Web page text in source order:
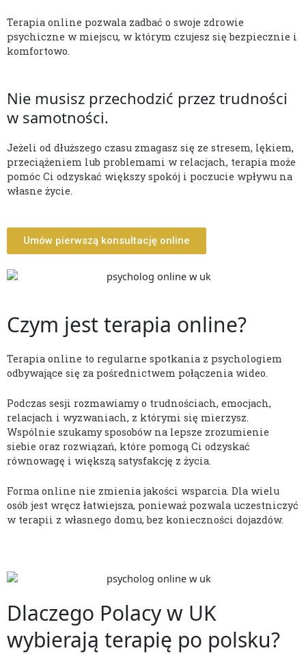
Terapia online pozwala zadbać o swoje zdrowie
psychiczne w miejscu, w którym czujesz się bezpiecznie i
komfortowo.
Nie musisz przechodzić przez trudności
w samotności.
Jeżeli od dłuższego czasu zmagasz się ze stresem, lękiem,
przeciążeniem lub problemami w relacjach, terapia może
pomóc Ci odzyskać większy spokój i poczucie wpływu na
własne życie.
Umów pierwszą konsultację online
Czym jest terapia online?
Terapia online to regularne spotkania z psychologiem
odbywające się za pośrednictwem połączenia wideo.
Podczas sesji rozmawiamy o trudnościach, emocjach,
relacjach i wyzwaniach, z którymi się mierzysz.
Wspólnie szukamy sposobów na lepsze zrozumienie
siebie oraz rozwiązań, które pomogą Ci odzyskać
równowagę i większą satysfakcję z życia.
Forma online nie zmienia jakości wsparcia. Dla wielu
osób jest wręcz łatwiejsza, ponieważ pozwala uczestniczyć
w terapii z własnego domu, bez konieczności dojazdów.
Dlaczego Polacy w UK
wybierają terapię po polsku?